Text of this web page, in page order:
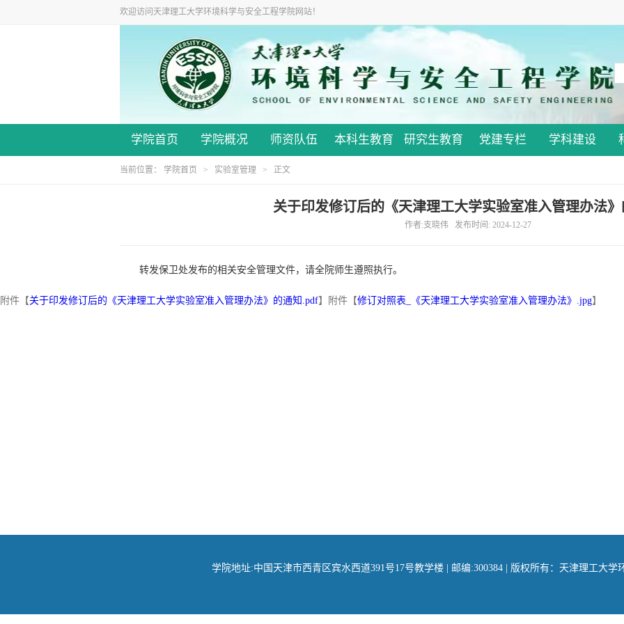
欢迎访问天津理工大学环境科学与安全工程学院网站！
学院首页 学院概况 师资队伍 本科生教育 研究生教育 党建专栏 学科建设
当前位置： 学院首页 > 实验室管理 > 正文
关于印发修订后的《天津理工大学实验室准入管理办法》
作者:支晓伟 发布时间: 2024-12-27
转发保卫处发布的相关安全管理文件，请全院师生遵照执行。
附件【关于印发修订后的《天津理工大学实验室准入管理办法》的通知.pdf】 附件【修订对照表_《天津理工大学实验室准入管理办法》.jpg】
学院地址:中国天津市西青区宾水西道391号17号教学楼 | 邮编:300384 | 版权所有：天津理工大学